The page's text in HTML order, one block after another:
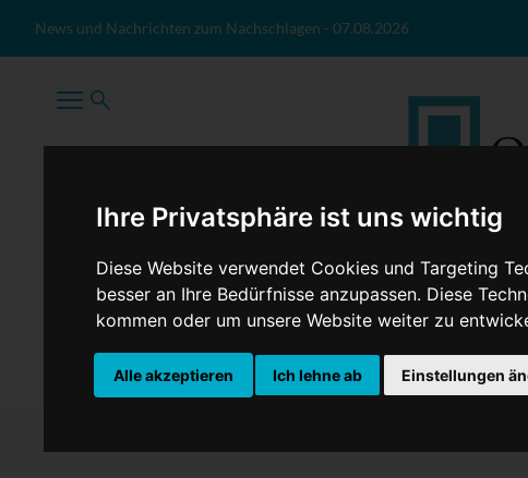
Ihre Privatsphäre ist uns wichtig
Diese Website verwendet Cookies und Targeting
besser an Ihre Bedürfnisse anzupassen. Diese
kommen oder um unsere Website weiter zu
Alle akzeptieren Ich lehne ab Einstellungen
News und Nachrichten zum Nachschlagen - 07.08.2026
TopNews Politik Sport Wirtschaft Firmennews